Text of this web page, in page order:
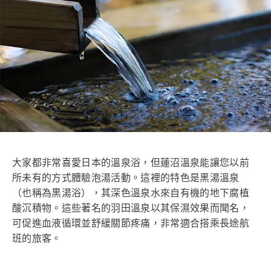
大家都非常喜愛日本的溫泉浴，但蓮沼溫泉能讓您以前
所未有的方式體驗泡湯活動。這裡的特色是黑湯溫泉
（也稱為黒湯浴），其深色溫泉水來自有機的地下腐植
酸沉積物。這些著名的羽田溫泉以其保濕效果而聞名，
可促進血液循環並舒緩關節疼痛，非常適合搭乘長途航
班的旅客。